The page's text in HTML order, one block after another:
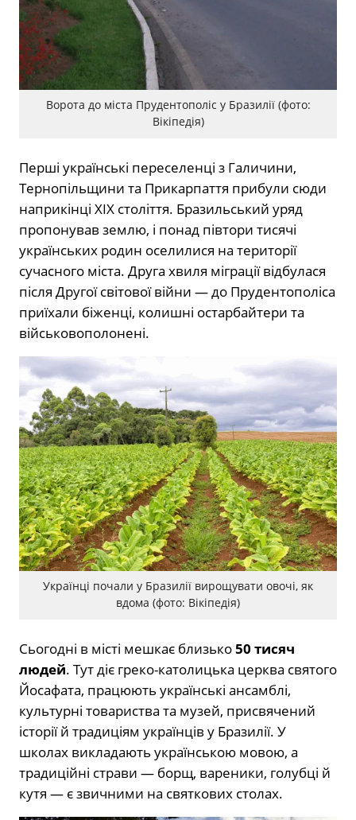
Ворота до міста Прудентополіс у Бразилії (фото:
Вікіпедія)
Перші українські переселенці з Галичини,
Тернопільщини та Прикарпаття прибули сюди
наприкінці XIX століття. Бразильський уряд
пропонував землю, і понад півтори тисячі
українських родин оселилися на території
сучасного міста. Друга хвиля міграції відбулася
після Другої світової війни — до Прудентополіса
приїхали біженці, колишні остарбайтери та
військовополонені.
Українці почали у Бразилії вирощувати овочі, як
вдома (фото: Вікіпедія)
Сьогодні в місті мешкає близько50 тисяч
людей. Тут діє греко-католицька церква святого
Йосафата, працюють українські ансамблі,
культурні товариства та музей, присвячений
історії й традиціям українців у Бразилії. У
школах викладають українською мовою, а
традиційні страви — борщ, вареники, голубці й
кутя — є звичними на святкових столах.